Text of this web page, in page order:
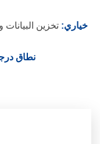
خياري: تخزين البيانات
نطاق